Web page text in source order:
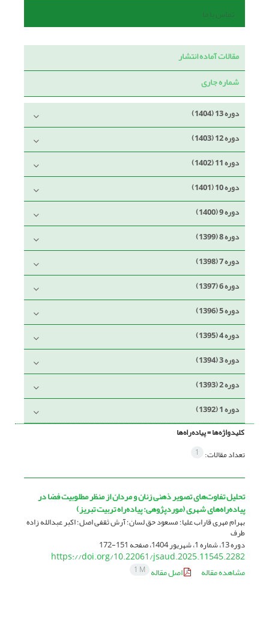
تماس با ما
مقالات آماده انتشار
شماره جاری
دوره 13 (1404)
دوره 12 (1403)
دوره 11 (1402)
دوره 10 (1401)
دوره 9 (1400)
دوره 8 (1399)
دوره 7 (1398)
دوره 6 (1397)
دوره 5 (1396)
دوره 4 (1395)
دوره 3 (1394)
دوره 2 (1393)
دوره 1 (1392)
کلیدواژه‌ها =پیاده‌راه‌ها
تعداد مقالات: 1
تحلیل تفاوت‌های تصویر ذهنی زنان و مردان از منظر مطلوبیت فضا در
پیاده‌راه‌های شهری (موردپژوهی: پیاده‌راه تربیت تبریز)
بهرام مهری قاراب علیا؛ مسعود حق لسان؛ آرش ثقفی اصل؛ اکبر عبدالله زاده
طرف
دوره 13، شماره 1، شهریور 1404، صفحه 151-172
https://doi.org/10.22061/jsaud.2025.11545.2282
مشاهده مقاله
اصل مقاله 1 M